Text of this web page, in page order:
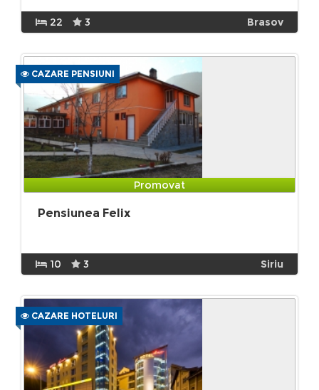
22 3 Brasov
CAZARE PENSIUNI
Promovat
Pensiunea Felix
10 3 Siriu
CAZARE HOTELURI